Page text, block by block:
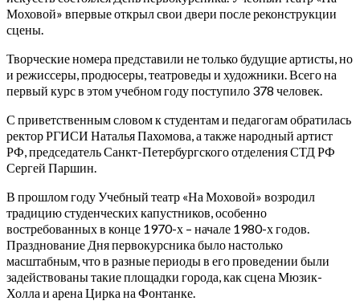
Моховой» впервые открыл свои двери после реконструкции
сцены.
Творческие номера представили не только будущие артисты, но
и режиссеры, продюсеры, театроведы и художники. Всего на
первый курс в этом учебном году поступило 378 человек.
С приветственным словом к студентам и педагогам обратилась
ректор РГИСИ Наталья Пахомова, а также народный артист
РФ, председатель Санкт-Петербургского отделения СТД РФ
Сергей Паршин.
В прошлом году Учебный театр «На Моховой» возродил
традицию студенческих капустников, особенно
востребованных в конце 1970-х – начале 1980-х годов.
Празднование Дня первокурсника было настолько
масштабным, что в разные периоды в его проведении были
задействованы такие площадки города, как сцена Мюзик-
Холла и арена Цирка на Фонтанке.